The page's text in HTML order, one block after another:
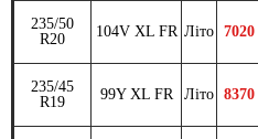
235/50
R20
104V XL FR Літо 7020
235/45
R19
99Y XL FR Літо 8370